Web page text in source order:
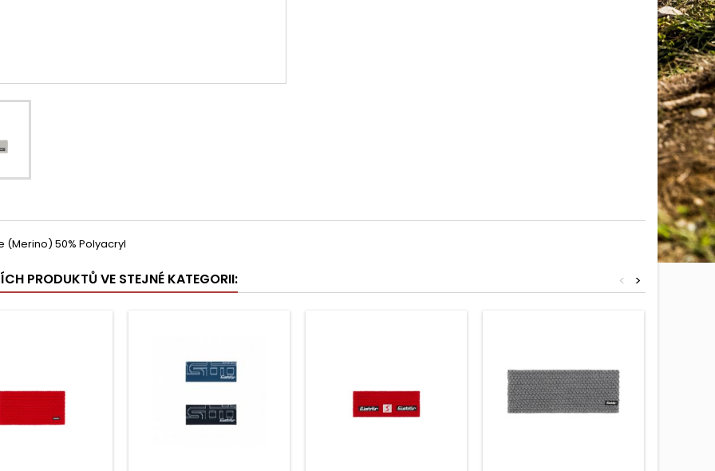
(Merino) 50% Polyacryl
PRODUKTŮ VE STEJNÉ KATEGORII: >
<